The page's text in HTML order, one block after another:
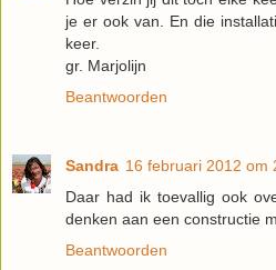
je er ook van. En die
keer.
gr. Marjolijn
Beantwoorden
Sandra 16 februari 2012 om
Daar had ik toevallig ook
denken aan een constructie
Beantwoorden